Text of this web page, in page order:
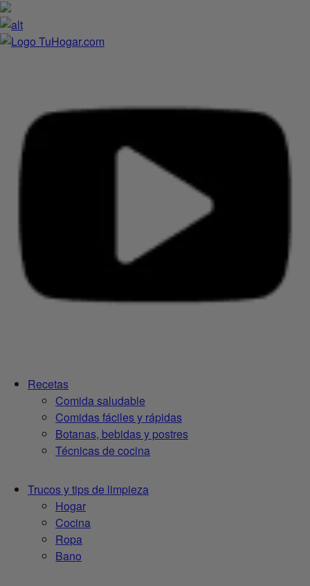
Recetas
Comida saludable
Comidas fáciles y rápidas
Botanas, bebidas y postres
Técnicas de cocina
Trucos y tips de limpieza
Hogar
Cocina
Ropa
Bano